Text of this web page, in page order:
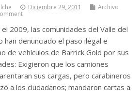
Diciembre 29, 2011
Archivo
2009, las comunidades del Valle del
han denunciado el paso ilegal e
de vehículos de Barrick Gold por sus
Exigieron que los camiones
sus cargas, pero carabineros
a los ciudadanos; mandaron cartas a